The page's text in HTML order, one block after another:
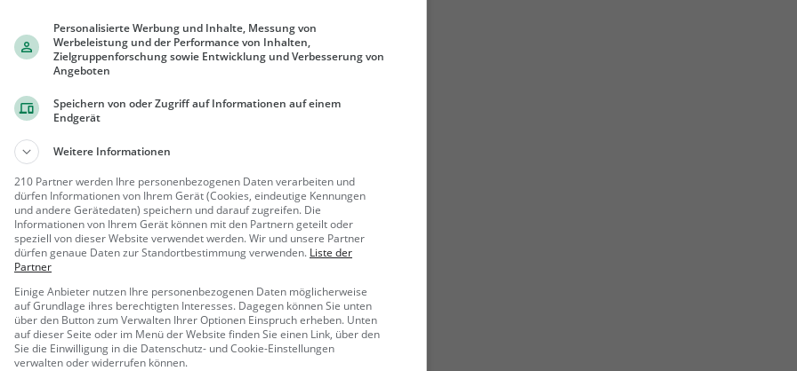
Klosterweiher ein beliebtes Ausflugsziel. Egal ob
Familien, Freunde oder Paare, der Klosterweiher ist
Adresse für warme Tage.
Mehr erfahren
Escape - Schatz der See-Piraten -
Allee, 88131 Lindau (Bodensee)
geheimnisvolle Karte. Ein Buch mit kryptischen
und Rätseln. Alles deutet darauf hin, dass es
vergessenen Schatz hier in Lindau gibt. Begebt
auf die Suche und findet heraus, was es mit der
um den Schatz der See-Piraten auf sich hat.
Mehr erfahren
Personalisierte Werbung und Inhalte, Messung von
Werbeleistung und der Performance von Inhalten,
Zielgruppenforschung sowie Entwicklung und Verbesserung von
Angeboten
Speichern von oder Zugriff auf Informationen auf einem
Endgerät
Weitere Informationen
210 Partner werden Ihre personenbezogenen Daten verarbeiten und
dürfen Informationen von Ihrem Gerät (Cookies, eindeutige Kennungen
und andere Gerätedaten) speichern und darauf zugreifen. Die
Informationen von Ihrem Gerät können mit den Partnern geteilt oder
speziell von dieser Website verwendet werden. Wir und unsere Partner
dürfen genaue Daten zur Standortbestimmung verwenden. Liste der
Partner
Einige Anbieter nutzen Ihre personenbezogenen Daten möglicherweise
auf Grundlage ihres berechtigten Interesses. Dagegen können Sie unten
über den Button zum Verwalten Ihrer Optionen Einspruch erheben. Unten
auf dieser Seite oder im Menü der Website finden Sie einen Link, über den
Sie die Einwilligung in die Datenschutz- und Cookie-Einstellungen
verwalten oder widerrufen können.